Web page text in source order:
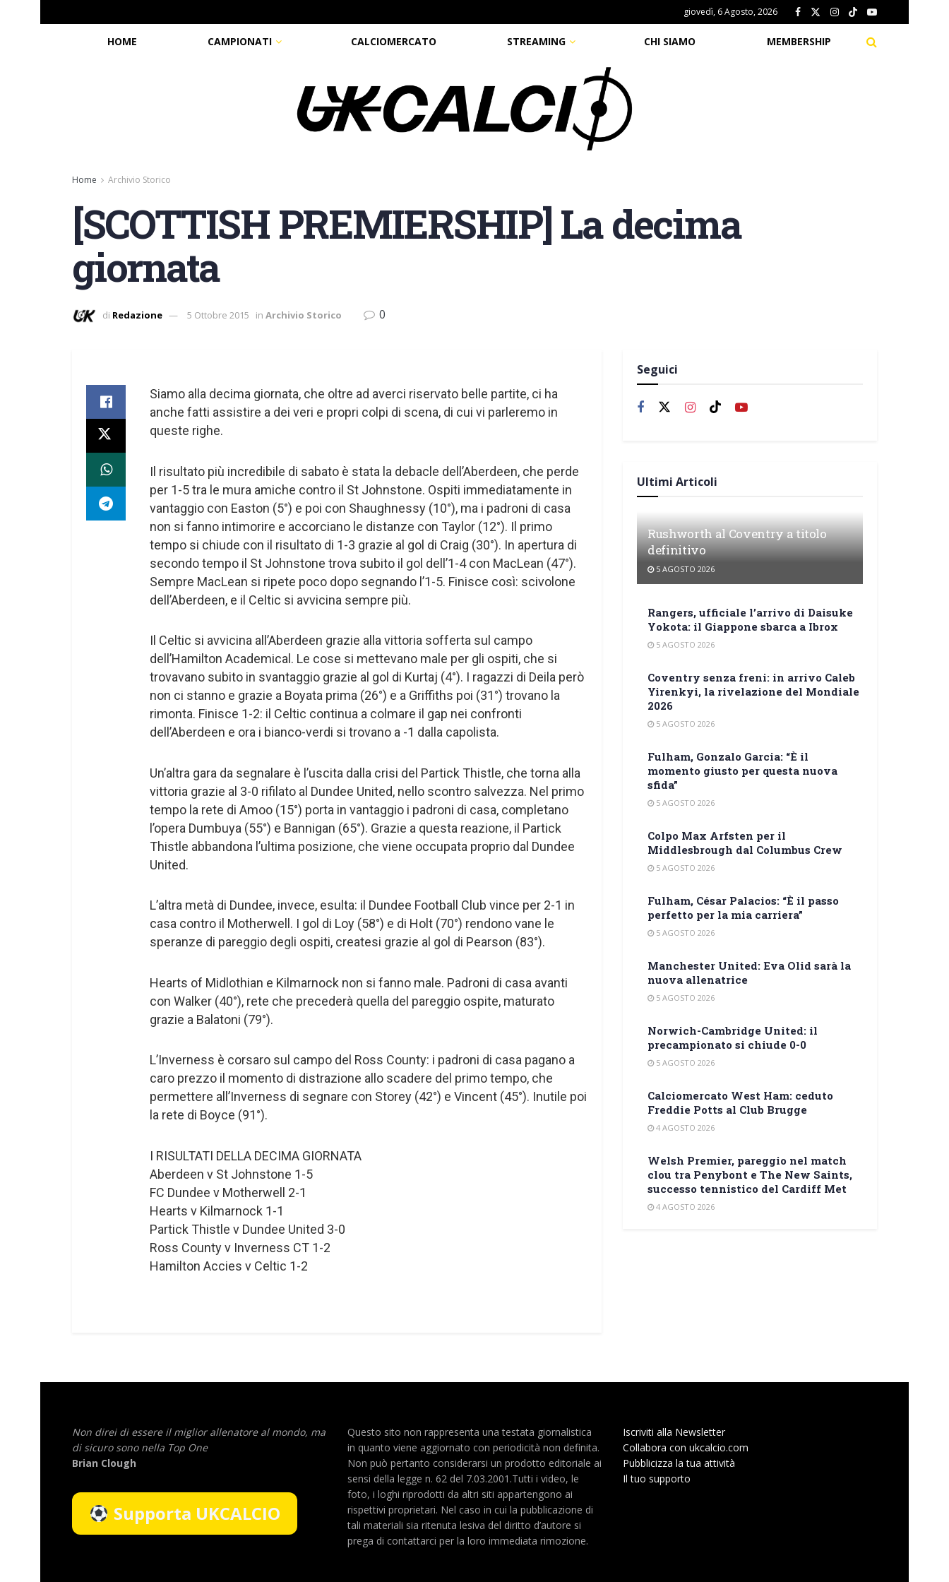
giovedì, 6 Agosto, 2026
HOME CAMPIONATI CALCIOMERCATO STREAMING CHI SIAMO MEMBERSHIP
Home Archivio Storico
[SCOTTISH PREMIERSHIP] La decima
giornata
di Redazione 5 Ottobre 2015 in Archivio Storico 0
Siamo alla decima giornata, che oltre ad averci riservato belle partite, ci ha
anche fatti assistire a dei veri e propri colpi di scena, di cui vi parleremo in
queste righe.
Il risultato più incredibile di sabato è stata la debacle dell’Aberdeen, che perde
per 1-5 tra le mura amiche contro il St Johnstone. Ospiti immediatamente in
vantaggio con Easton (5°) e poi con Shaughnessy (10°), ma i padroni di casa
non si fanno intimorire e accorciano le distanze con Taylor (12°). Il primo
tempo si chiude con il risultato di 1-3 grazie al gol di Craig (30°). In apertura di
secondo tempo il St Johnstone trova subito il gol dell’1-4 con MacLean (47°).
Sempre MacLean si ripete poco dopo segnando l’1-5. Finisce così: scivolone
dell’Aberdeen, e il Celtic si avvicina sempre più.
Il Celtic si avvicina all’Aberdeen grazie alla vittoria sofferta sul campo
dell’Hamilton Academical. Le cose si mettevano male per gli ospiti, che si
trovavano subito in svantaggio grazie al gol di Kurtaj (4°). I ragazzi di Deila però
non ci stanno e grazie a Boyata prima (26°) e a Griffiths poi (31°) trovano la
rimonta. Finisce 1-2: il Celtic continua a colmare il gap nei confronti
dell’Aberdeen e ora i bianco-verdi si trovano a -1 dalla capolista.
Un’altra gara da segnalare è l’uscita dalla crisi del Partick Thistle, che torna alla
vittoria grazie al 3-0 rifilato al Dundee United, nello scontro salvezza. Nel primo
tempo la rete di Amoo (15°) porta in vantaggio i padroni di casa, completano
l’opera Dumbuya (55°) e Bannigan (65°). Grazie a questa reazione, il Partick
Thistle abbandona l’ultima posizione, che viene occupata proprio dal Dundee
United.
L’altra metà di Dundee, invece, esulta: il Dundee Football Club vince per 2-1 in
casa contro il Motherwell. I gol di Loy (58°) e di Holt (70°) rendono vane le
speranze di pareggio degli ospiti, createsi grazie al gol di Pearson (83°).
Hearts of Midlothian e Kilmarnock non si fanno male. Padroni di casa avanti
con Walker (40°), rete che precederà quella del pareggio ospite, maturato
grazie a Balatoni (79°).
L’Inverness è corsaro sul campo del Ross County: i padroni di casa pagano a
caro prezzo il momento di distrazione allo scadere del primo tempo, che
permettere all’Inverness di segnare con Storey (42°) e Vincent (45°). Inutile poi
la rete di Boyce (91°).
I RISULTATI DELLA DECIMA GIORNATA
Aberdeen v St Johnstone 1-5
FC Dundee v Motherwell 2-1
Hearts v Kilmarnock 1-1
Partick Thistle v Dundee United 3-0
Ross County v Inverness CT 1-2
Hamilton Accies v Celtic 1-2
Seguici
Ultimi Articoli
Rushworth al Coventry a titolo
definitivo
5 AGOSTO 2026
Rangers, ufficiale l’arrivo di Daisuke
Yokota: il Giappone sbarca a Ibrox
5 AGOSTO 2026
Coventry senza freni: in arrivo Caleb
Yirenkyi, la rivelazione del Mondiale
2026
5 AGOSTO 2026
Fulham, Gonzalo Garcia: “È il
momento giusto per questa nuova
sfida”
5 AGOSTO 2026
Colpo Max Arfsten per il
Middlesbrough dal Columbus Crew
5 AGOSTO 2026
Fulham, César Palacios: “È il passo
perfetto per la mia carriera”
5 AGOSTO 2026
Manchester United: Eva Olid sarà la
nuova allenatrice
5 AGOSTO 2026
Norwich-Cambridge United: il
precampionato si chiude 0-0
5 AGOSTO 2026
Calciomercato West Ham: ceduto
Freddie Potts al Club Brugge
4 AGOSTO 2026
Welsh Premier, pareggio nel match
clou tra Penybont e The New Saints,
successo tennistico del Cardiff Met
4 AGOSTO 2026
Non direi di essere il miglior allenatore al mondo, ma
di sicuro sono nella Top One
Brian Clough
Supporta UKCALCIO
Questo sito non rappresenta una testata giornalistica
in quanto viene aggiornato con periodicità non definita.
Non può pertanto considerarsi un prodotto editoriale ai
sensi della legge n. 62 del 7.03.2001.Tutti i video, le
foto, i loghi riprodotti da altri siti appartengono ai
rispettivi proprietari. Nel caso in cui la pubblicazione di
tali materiali sia ritenuta lesiva del diritto d’autore si
prega di contattarci per la loro immediata rimozione.
Iscriviti alla Newsletter
Collabora con ukcalcio.com
Pubblicizza la tua attività
Il tuo supporto